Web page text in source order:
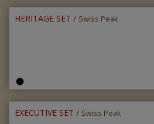
HERITAGE SET / Swiss Peak
EXECUTIVE SET / Swiss Peak